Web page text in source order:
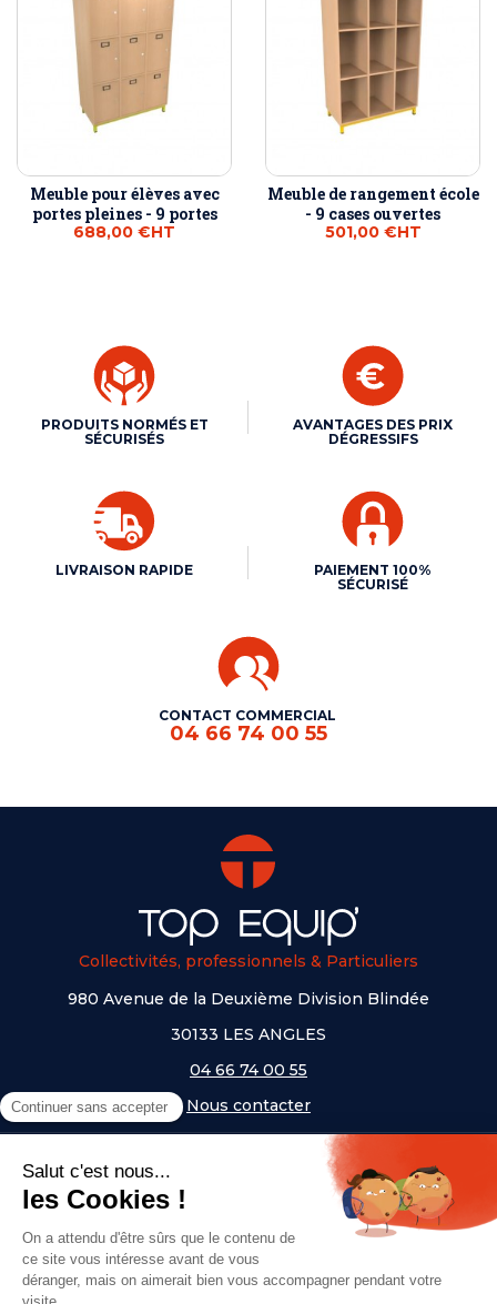
Meuble pour élèves avec
portes pleines - 9 portes
688,00 €HT
Meuble de rangement école
- 9 cases ouvertes
501,00 €HT
PRODUITS NORMÉS ET
SÉCURISÉS
AVANTAGES DES PRIX
DÉGRESSIFS
LIVRAISON RAPIDE
PAIEMENT 100%
SÉCURISÉ
CONTACT COMMERCIAL
04 66 74 00 55
Collectivités, professionnels & Particuliers
980 Avenue de la Deuxième Division Blindée
30133 LES ANGLES
04 66 74 00 55
Nous contacter
NOS UNIVERS